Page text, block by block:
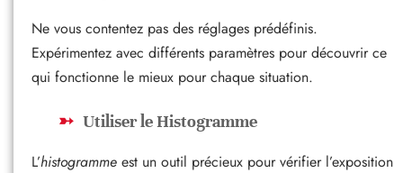
Ne vous contentez pas des réglages prédéfinis.
Expérimentez avec différents paramètres pour découvrir ce
qui fonctionne le mieux pour chaque situation.
Utiliser le Histogramme
L’histogramme est un outil précieux pour vérifier l’exposition